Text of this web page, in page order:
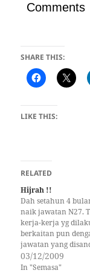
Comments
SHARE THIS:
LIKE THIS:
RELATED
Hijrah !!
Dah setahun 4
naik jawatan N27.
kerja-kerja yg
berkaitan pun
jawatan yang
yg aku buat..
dokumen, hantar
03/12/2009
In "Semasa"